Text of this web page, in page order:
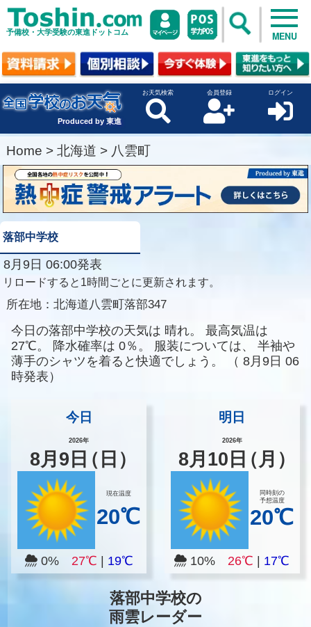
予備校・大学受験の東進ドットコム MENU
Produced by 東進
お天気検索 会員登録 ログイン
Home > 北海道 > 八雲町
落部中学校
8月9日 06:00発表
リロードすると1時間ごとに更新されます。
所在地： 北海道八雲町落部347
今日の落部中学校の天気は 晴れ。
最高気温は
27℃。
降水確率は 0％。 服装については、
半袖や
薄手のシャツを着ると快適でしょう。
（ 8月9日 06
時発表）
今日
2026年
8月 9 日（日）
現在温度
20℃
0% 27℃ 19℃
明日
2026年
8月 10 日（月）
同時刻の
予想温度
20℃
10% 26℃ 17℃
落部中学校の
雨雲レーダー